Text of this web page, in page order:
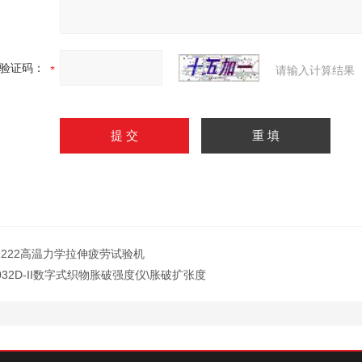
验证码： 请输入计算结果
高温力学拉伸疲劳试验机
II数字式织物胀破强度仪\胀破扩张度